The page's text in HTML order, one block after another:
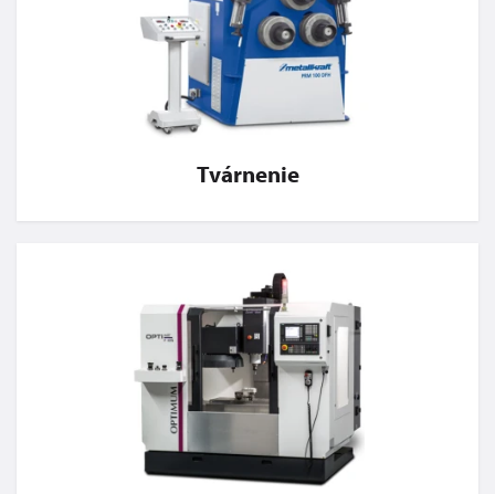
Tvárnenie